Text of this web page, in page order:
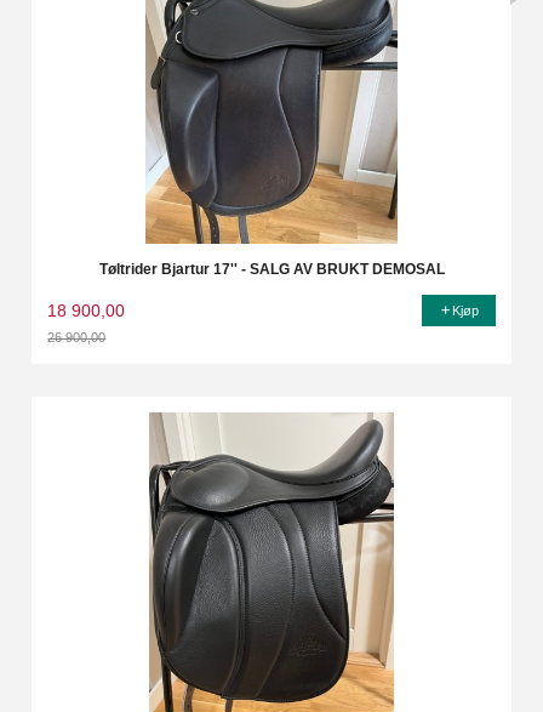
Tøltrider Bjartur 17'' - SALG AV BRUKT DEMOSAL
18 900,00
26 900,00
Kjøp